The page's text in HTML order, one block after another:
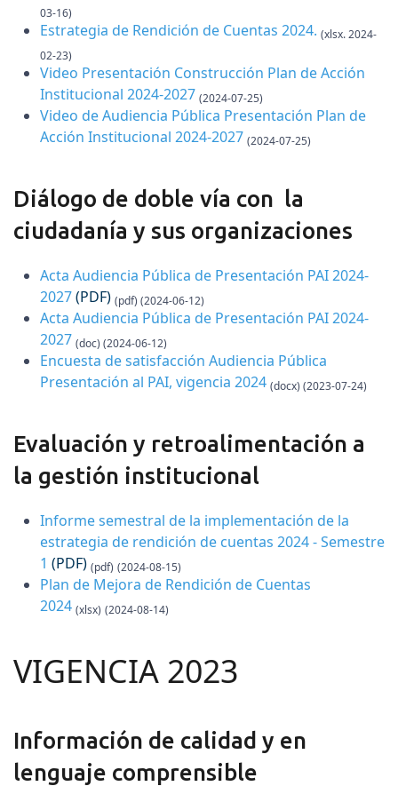
03-16)
Estrategia de Rendición de Cuentas 2024. (xlsx. 2024-
02-23)
Video Presentación Construcción Plan de Acción
Institucional 2024-2027 (2024-07-25)
Video de Audiencia Pública Presentación Plan de
Acción Institucional 2024-2027 (2024-07-25)
Diálogo de doble vía con la
ciudadanía y sus organizaciones
Acta Audiencia Pública de Presentación PAI 2024-
2027(PDF) (pdf) (2024-06-12)
Acta Audiencia Pública de Presentación PAI 2024-
2027 (doc) (2024-06-12)
Encuesta de satisfacción Audiencia Pública
Presentación al PAI, vigencia 2024 (docx) (2023-07-24)
Evaluación y retroalimentación a
la gestión institucional
Informe semestral de la implementación de la
estrategia de rendición de cuentas 2024 - Semestre
1 (PDF) (pdf) (2024-08-15)
Plan de Mejora de Rendición de Cuentas
2024 (xlsx) (2024-08-14)
VIGENCIA 2023
Información de calidad y en
lenguaje comprensible